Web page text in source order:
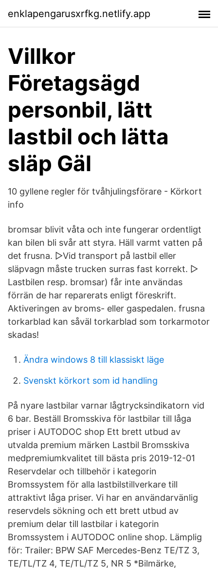
enklapengarusxrfkg.netlify.app
Villkor
Företagsägd
personbil, lätt
lastbil och lätta
släp Gäl
10 gyllene regler för tvåhjulingsförare - Körkort
info
bromsar blivit våta och inte fungerar ordentligt
kan bilen bli svår att styra. Häll varmt vatten på
det frusna. ▷Vid transport på lastbil eller
släpvagn måste trucken surras fast korrekt. ▷
Lastbilen resp. bromsar) får inte användas
förrän de har reparerats enligt föreskrift.
Aktiveringen av broms- eller gaspedalen. frusna
torkarblad kan såväl torkarblad som torkarmotor
skadas!
Ändra windows 8 till klassiskt läge
Svenskt körkort som id handling
På nyare lastbilar varnar lågtrycksindikatorn vid
6 bar. Beställ Bromsskiva för lastbilar till låga
priser i AUTODOC shop Ett brett utbud av
utvalda premium märken Lastbil Bromsskiva
medpremiumkvalitet till bästa pris 2019-12-01
Reservdelar och tillbehör i kategorin
Bromssystem för alla lastbilstillverkare till
attraktivt låga priser. Vi har en användarvänlig
reservdels sökning och ett brett utbud av
premium delar till lastbilar i kategorin
Bromssystem i AUTODOC online shop. Lämplig
för: Trailer: BPW SAF Mercedes-Benz TE/TZ 3,
TE/TL/TZ 4, TE/TL/TZ 5, NR 5 *Bilmärke,